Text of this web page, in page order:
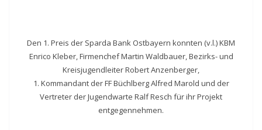
Den 1. Preis der Sparda Bank Ostbayern konnten (v.l.) KBM
Enrico Kleber, Firmenchef Martin Waldbauer, Bezirks- und
Kreisjugendleiter Robert Anzenberger,
1. Kommandant der FF Büchlberg Alfred Marold und der
Vertreter der Jugendwarte Ralf Resch für ihr Projekt
entgegennehmen.